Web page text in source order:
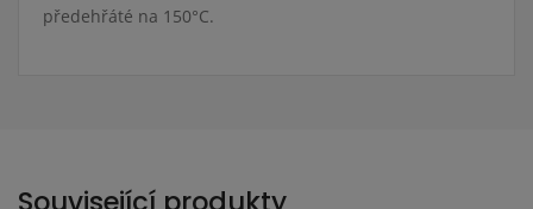
předehřáté na 150°C.